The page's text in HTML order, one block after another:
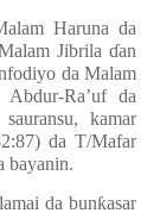
Haruna da
Jibrila ɗan
da Malam
Abdur-Ra’uf da
kamar
da T/Mafar
bayanin.
da bunƙasar